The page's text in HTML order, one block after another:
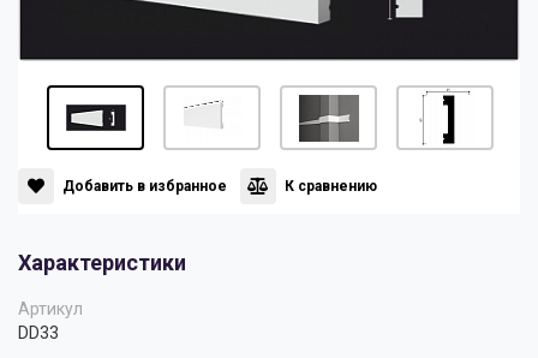
Пилястры
Плинтусы
Скрытое освещение
Нео Классика
Султан
Хай Тек
Добавить в избранное К сравнению
Характеристики
Артикул
DD33